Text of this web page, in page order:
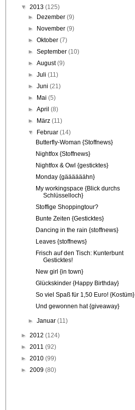
▼ 2013 (125)
►
Dezember (9)
►
November (9)
►Oktober (7)
►September (10)
►August (9)
►Juli (11)
►Juni (21)
►
Mai (5)
►April (8)
►
März (11)
▼
Februar (14)
Butterfly-Woman {Stoffnews}
Nightfox {Stoffnews}
Nightfox & Owl {gesticktes}
Monday {gäääääähn}
My workingspace {Blick durchs
Schlüsselloch}
Stoffige Shoppingtour?
Bunte Zeiten {Gesticktes}
Dancing in the rain {stoffnews}
Leaves {stoffnews}
Frisch auf den Tisch: Kunterbunt
Gesticktes!
New girl {in town}
Glückskinder {Happy Birthday}
So viel Spaß für 1,50 Euro! {Kostüm}
Und gewonnen hat {giveaway}
►Januar (11)
► 2012 (124)
► 2011 (92)
► 2010 (99)
► 2009 (80)